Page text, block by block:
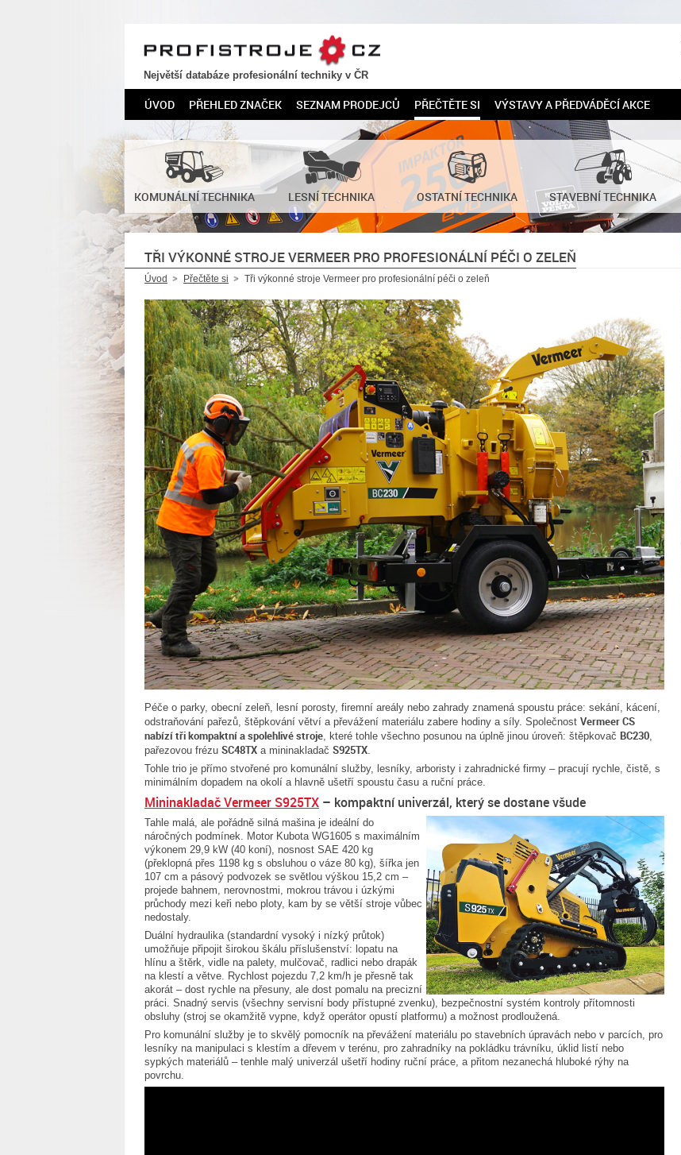
PROFISTROJE.CZ
Největší databáze profesionální techniky v ČR
ÚVOD PŘEHLED ZNAČEK SEZNAM PRODEJCŮ PŘEČTĚTE SI VÝSTAVY A PŘEDVÁDĚCÍ AKCE
KOMUNÁLNÍ TECHNIKA LESNÍ TECHNIKA OSTATNÍ TECHNIKA STAVEBNÍ TECHNIKA
TŘI VÝKONNÉ STROJE VERMEER PRO PROFESIONÁLNÍ PÉČI O ZELEŇ
Úvod Přečtěte si Tři výkonné stroje Vermeer pro profesionální péči o zeleň
Péče o parky, obecní zeleň, lesní porosty, firemní areály nebo zahrady znamená spoustu práce: sekání, kácení,
odstraňování pařezů, štěpkování větví a převážení materiálu zabere hodiny a síly. Společnost Vermeer CS
nabízí tři kompaktní a spolehlivé stroje, které tohle všechno posunou na úplně jinou úroveň: štěpkovač BC230,
pařezovou frézu SC48TX a mininakladač S925TX.
Tohle trio je přímo stvořené pro komunální služby, lesníky, arboristy i zahradnické firmy – pracují rychle, čistě, s
minimálním dopadem na okolí a hlavně ušetří spoustu času a ruční práce.
Mininakladač Vermeer S925TX – kompaktní univerzál, který se dostane všude
Tahle malá, ale pořádně silná mašina je ideální do
náročných podmínek. Motor Kubota WG1605 s maximálním
výkonem 29,9 kW (40 koní), nosnost SAE 420 kg
(překlopná přes 1198 kg s obsluhou o váze 80 kg), šířka jen
107 cm a pásový podvozek se světlou výškou 15,2 cm –
projede bahnem, nerovnostmi, mokrou trávou i úzkými
průchody mezi keři nebo ploty, kam by se větší stroje vůbec
nedostaly.
Duální hydraulika (standardní vysoký i nízký průtok)
umožňuje připojit širokou škálu příslušenství: lopatu na
hlínu a štěrk, vidle na palety, mulčovač, radlici nebo drapák
na klestí a větve. Rychlost pojezdu 7,2 km/h je přesně tak
akorát – dost rychle na přesuny, ale dost pomalu na precizní
práci. Snadný servis (všechny servisní body přístupné zvenku), bezpečnostní systém kontroly přítomnosti
obsluhy (stroj se okamžitě vypne, když operátor opustí platformu) a možnost prodloužená.
Pro komunální služby je to skvělý pomocník na převážení materiálu po stavebních úpravách nebo v parcích, pro
lesníky na manipulaci s klestím a dřevem v terénu, pro zahradníky na pokládku trávníku, úklid listí nebo
sypkých materiálů – tenhle malý univerzál ušetří hodiny ruční práce, a přitom nezanechá hluboké rýhy na
povrchu.